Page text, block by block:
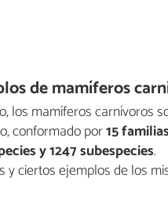
de mamíferos
los mamíferos carnívoros
conformado por15
y 1247 subespecies.
y ciertos ejemplos de los